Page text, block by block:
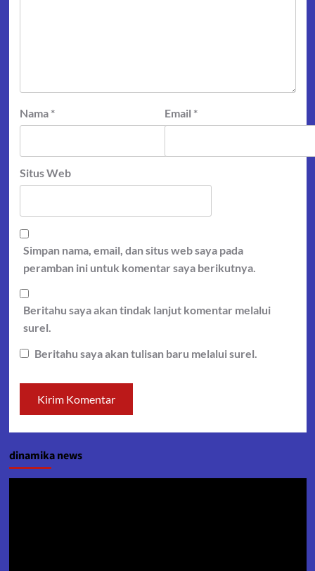
Nama * Email *
Situs Web
Simpan nama, email, dan situs web saya pada
peramban ini untuk komentar saya berikutnya.
Beritahu saya akan tindak lanjut komentar melalui
surel.
Beritahu saya akan tulisan baru melalui surel.
dinamika news